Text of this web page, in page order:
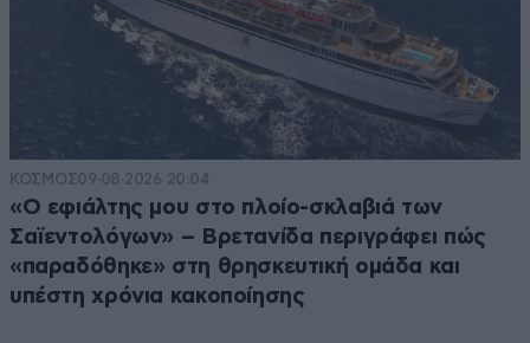
ΚΟΣΜΟΣ09·08·2026 20:04
«Ο εφιάλτης μου στο πλοίο-σκλαβιά των
Σαϊεντολόγων» – Βρετανίδα περιγράφει πώς
«παραδόθηκε» στη θρησκευτική ομάδα και
υπέστη χρόνια κακοποίησης